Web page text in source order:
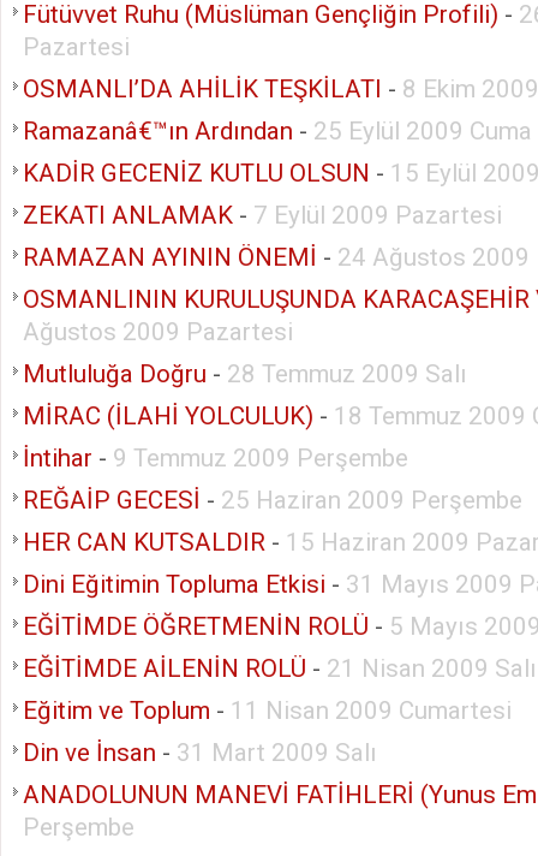
Fütüvvet Ruhu (Müslüman Gençliğin Profili) -
Pazartesi
OSMANLI’DA AHİLİK TEŞKİLATI - 8 Ekim
Ramazanâ€™ın Ardından - 25 Eylül 2009 Cuma
KADİR GECENİZ KUTLU OLSUN - 15 Eylül
ZEKATI ANLAMAK - 7 Eylül 2009 Pazartesi
RAMAZAN AYININ ÖNEMİ - 24 Ağustos 2009
OSMANLININ KURULUŞUNDA KARACAŞEHİR
Ağustos 2009 Pazartesi
Mutluluğa Doğru - 28 Temmuz 2009 Salı
MİRAC (İLAHİ YOLCULUK) - 18 Temmuz 2009
İntihar - 9 Temmuz 2009 Perşembe
REĞAİP GECESİ - 25 Haziran 2009 Perşembe
HER CAN KUTSALDIR - 15 Haziran 2009
Dini Eğitimin Topluma Etkisi - 31 Mayıs 2009
EĞİTİMDE ÖĞRETMENİN ROLÜ - 5 Mayıs
EĞİTİMDE AİLENİN ROLÜ - 21 Nisan 2009 Salı
Eğitim ve Toplum - 11 Nisan 2009 Cumartesi
Din ve İnsan - 31 Mart 2009 Salı
ANADOLUNUN MANEVİ FATİHLERİ (Yunus
Perşembe